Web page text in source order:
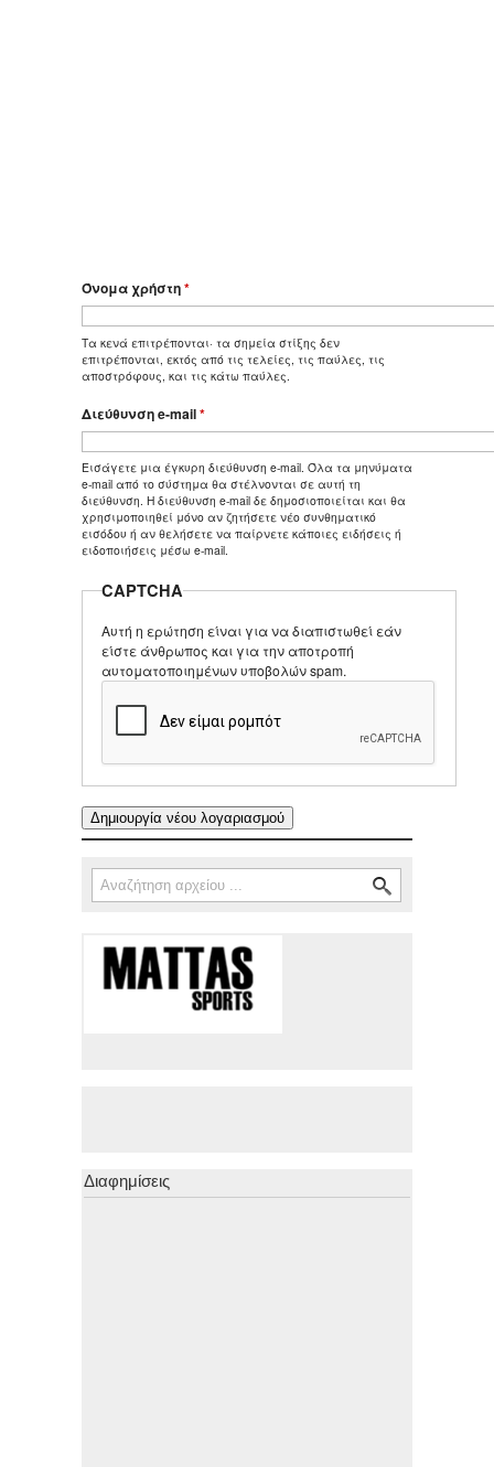
Όνομα χρήστη*
Τα κενά επιτρέπονται· τα σημεία στίξης δεν
επιτρέπονται, εκτός από τις τελείες, τις παύλες, τις
αποστρόφους, και τις κάτω παύλες.
Διεύθυνση e-mail*
Εισάγετε μια έγκυρη διεύθυνση e-mail. Όλα τα μηνύματα
e-mail από το σύστημα θα στέλνονται σε αυτή τη
διεύθυνση. Η διεύθυνση e-mail δε δημοσιοποιείται και θα
χρησιμοποιηθεί μόνο αν ζητήσετε νέο συνθηματικό
εισόδου ή αν θελήσετε να παίρνετε κάποιες ειδήσεις ή
ειδοποιήσεις μέσω e-mail.
CAPTCHA
Αυτή η ερώτηση είναι για να διαπιστωθεί εάν
είστε άνθρωπος και για την αποτροπή
αυτοματοποιημένων υποβολών spam.
Φόρμα αναζήτησης
Αναζήτηση
Διαφημίσεις